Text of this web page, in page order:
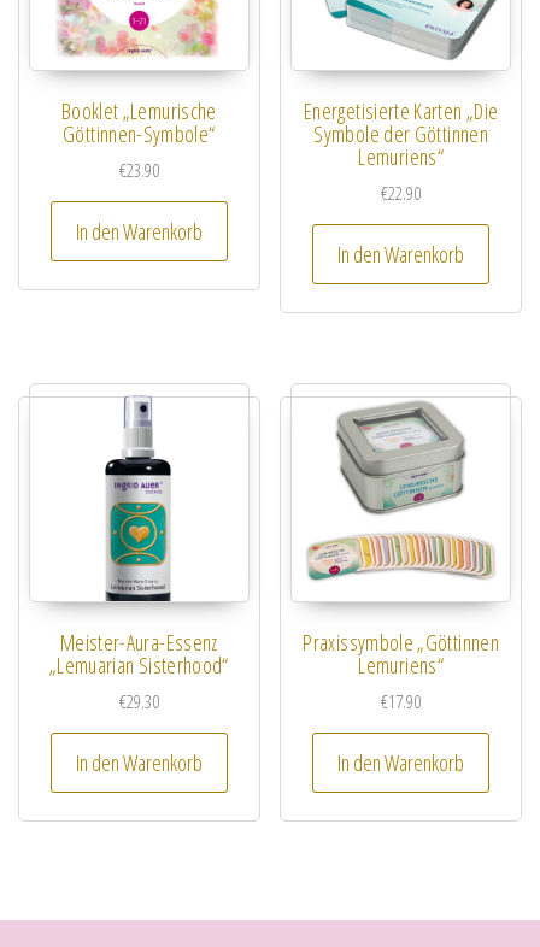
Booklet „Lemurische
Göttinnen-Symbole“
€23.90
In den Warenkorb
Energetisierte Karten „Die
Symbole der Göttinnen
Lemuriens“
€22.90
In den Warenkorb
Meister-Aura-Essenz
„Lemuarian Sisterhood“
€29.30
In den Warenkorb
Praxissymbole „Göttinnen
Lemuriens“
€17.90
In den Warenkorb